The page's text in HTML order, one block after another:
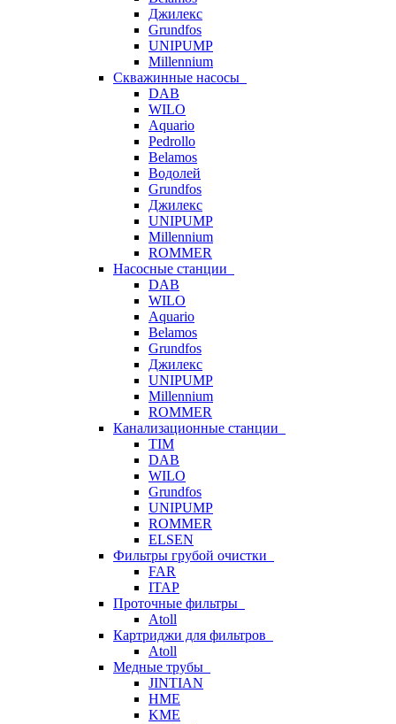
Джилекс
Grundfos
UNIPUMP
Millennium
Скважинные насосы
DAB
WILO
Aquario
Pedrollo
Belamos
Водолей
Grundfos
Джилекс
UNIPUMP
Millennium
ROMMER
Насосные станции
DAB
WILO
Aquario
Belamos
Grundfos
Джилекс
UNIPUMP
Millennium
ROMMER
Канализационные станции
TIM
DAB
WILO
Grundfos
UNIPUMP
ROMMER
ELSEN
Фильтры грубой очистки
FAR
ITAP
Проточные фильтры
Atoll
Картриджи для фильтров
Atoll
Медные трубы
JINTIAN
HME
KME